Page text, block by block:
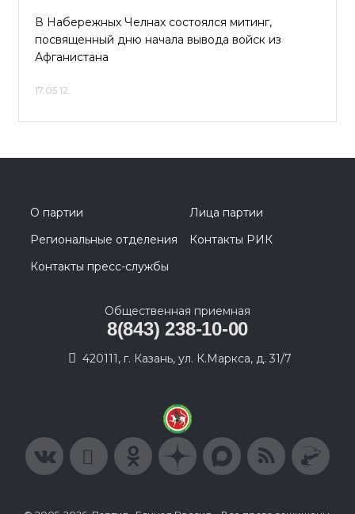
В Набережных Челнах состоялся митинг,
посвященный дню начала вывода войск из
Афганистана
17.05.12
О партии
Лица партии
Региональные отделения
Контакты РИК
Контакты пресс-службы
Общественная приемная
8(843) 238-10-00
420111, г. Казань, ул. К.Маркса, д. 31/7